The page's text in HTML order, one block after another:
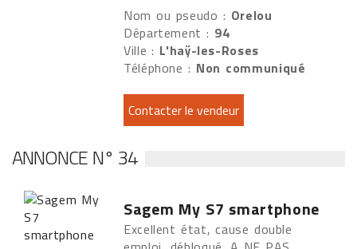
Nom ou pseudo : Orelou
Département : 94
Ville : L'haÿ-les-Roses
Téléphone : Non communiqué
ANNONCE N° 34
Sagem My S7 smartphone
Excellent état, cause double